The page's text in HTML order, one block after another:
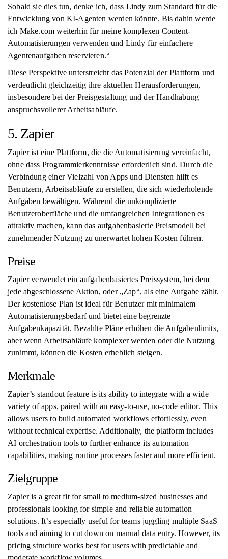
Sobald sie dies tun, denke ich, dass Lindy zum Standard für die
Entwicklung von KI-Agenten werden könnte. Bis dahin werde
ich Make.com weiterhin für meine komplexen Content-
Automatisierungen verwenden und Lindy für einfachere
Agentenaufgaben reservieren.“
Diese Perspektive unterstreicht das Potenzial der Plattform und
verdeutlicht gleichzeitig ihre aktuellen Herausforderungen,
insbesondere bei der Preisgestaltung und der Handhabung
anspruchsvollerer Arbeitsabläufe.
5. Zapier
Zapier ist eine Plattform, die die Automatisierung vereinfacht,
ohne dass Programmierkenntnisse erforderlich sind. Durch die
Verbindung einer Vielzahl von Apps und Diensten hilft es
Benutzern, Arbeitsabläufe zu erstellen, die sich wiederholende
Aufgaben bewältigen. Während die unkomplizierte
Benutzeroberfläche und die umfangreichen Integrationen es
attraktiv machen, kann das aufgabenbasierte Preismodell bei
zunehmender Nutzung zu unerwartet hohen Kosten führen.
Preise
Zapier verwendet ein aufgabenbasiertes Preissystem, bei dem
jede abgeschlossene Aktion, oder „Zap“, als eine Aufgabe zählt.
Der kostenlose Plan ist ideal für Benutzer mit minimalem
Automatisierungsbedarf und bietet eine begrenzte
Aufgabenkapazität. Bezahlte Pläne erhöhen die Aufgabenlimits,
aber wenn Arbeitsabläufe komplexer werden oder die Nutzung
zunimmt, können die Kosten erheblich steigen.
Merkmale
Zapier’s standout feature is its ability to integrate with a wide
variety of apps, paired with an easy-to-use, no-code editor. This
allows users to build automated workflows effortlessly, even
without technical expertise. Additionally, the platform includes
AI orchestration tools to further enhance its automation
capabilities, making routine processes faster and more efficient.
Zielgruppe
Zapier is a great fit for small to medium-sized businesses and
professionals looking for simple and reliable automation
solutions. It’s especially useful for teams juggling multiple SaaS
tools and aiming to cut down on manual data entry. However, its
pricing structure works best for users with predictable and